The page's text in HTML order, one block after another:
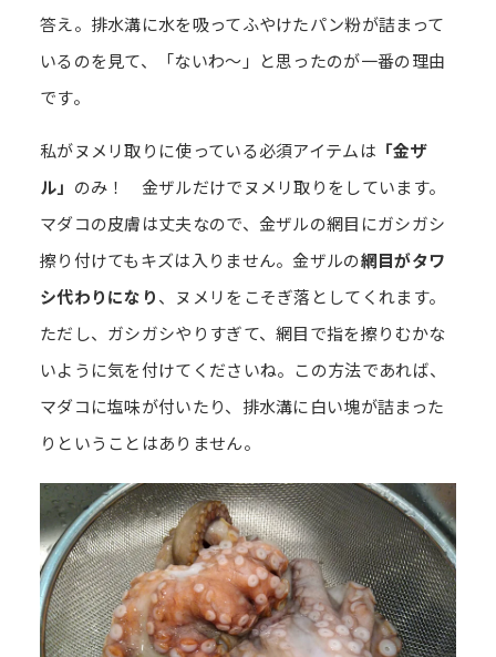
答え。排水溝に水を吸ってふやけたパン粉が詰まって
いるのを見て、「ないわ～」と思ったのが一番の理由
です。
私がヌメリ取りに使っている必須アイテムは 「金ザ
ル」 のみ！ 金ザルだけでヌメリ取りをしています。
マダコの皮膚は丈夫なので、金ザルの網目にガシガシ
擦り付けてもキズは入りません。金ザルの網目がタワ
シ代わりになり、ヌメリをこそぎ落としてくれます。
ただし、ガシガシやりすぎて、網目で指を擦りむかな
いように気を付けてくださいね。この方法であれば、
マダコに塩味が付いたり、排水溝に白い塊が詰まった
りということはありません。